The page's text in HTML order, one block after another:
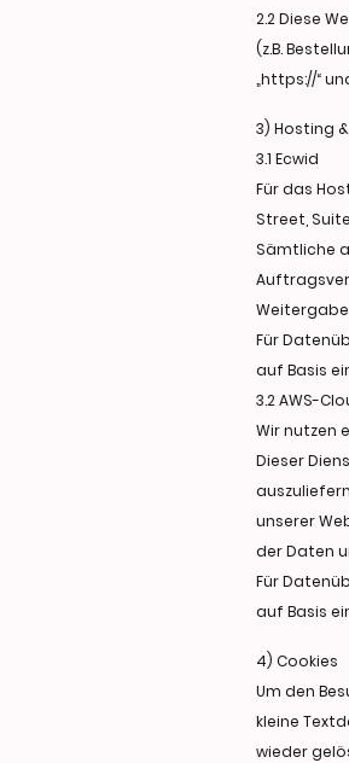
2.2 Diese
(z.B.
„https://“
3) Hosting
3.1 Ecwid
Für das
Street, Suite
Sämtliche
Für
auf Basis
3.2 AWS-
Wir nutzen
Dieser
unserer
der Daten
Für
auf Basis
4) Cookies
Um den
kleine
wieder